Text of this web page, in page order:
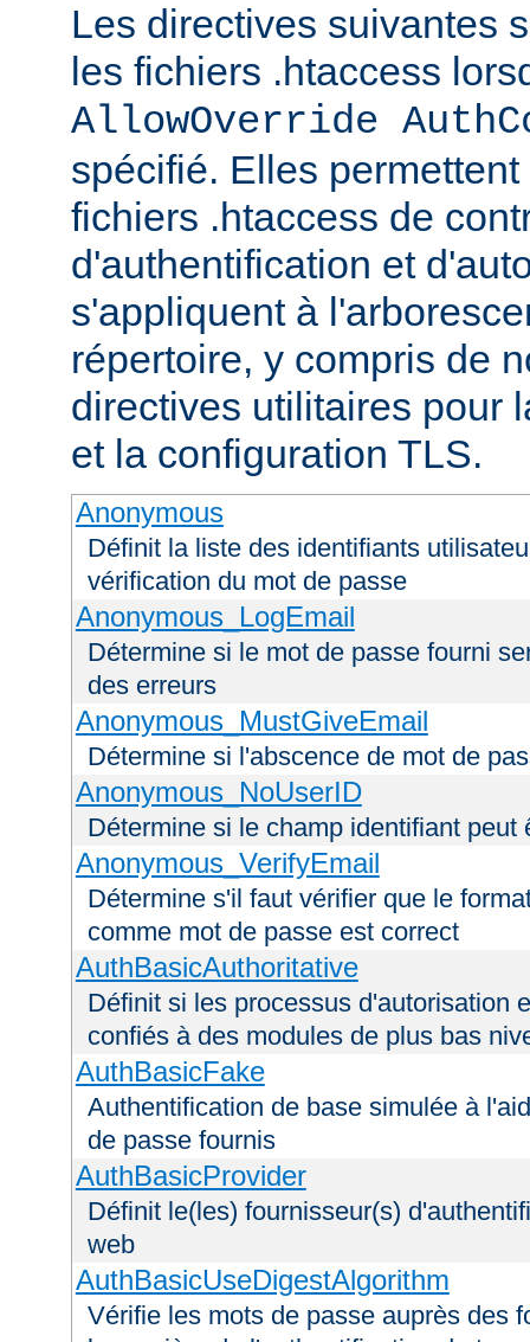
Les directives suivantes
les fichiers .htaccess
AllowOverride
spécifié. Elles
fichiers .htaccess de
d'authentification et
s'appliquent à
répertoire, y compris de
directives utilitaires pour
et la configuration TLS.
Anonymous
Définit la liste des identifiants
vérification du mot de passe
Anonymous_LogEmail
Détermine si le mot de passe fourni
des erreurs
Anonymous_MustGiveEmail
Détermine si l'abscence de mot de
Anonymous_NoUserID
Détermine si le champ identifiant peut
Anonymous_VerifyEmail
Détermine s'il faut vérifier que le
comme mot de passe est correct
AuthBasicAuthoritative
Définit si les processus d'autorisation
confiés à des modules de plus bas
AuthBasicFake
Authentification de base simulée à
de passe fournis
AuthBasicProvider
Définit le(les) fournisseur(s)
web
AuthBasicUseDigestAlgorithm
Vérifie les mots de passe auprès des